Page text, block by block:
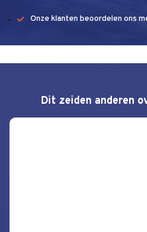
Onze klanten beoordelen ons
Dit zeiden anderen